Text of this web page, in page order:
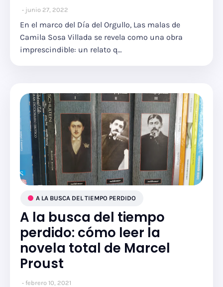
junio 27, 2022
En el marco del Día del Orgullo, Las malas de
Camila Sosa Villada se revela como una obra
imprescindible: un relato q…
A LA BUSCA DEL TIEMPO PERDIDO
A la busca del tiempo
perdido: cómo leer la
novela total de Marcel
Proust
febrero 10, 2021